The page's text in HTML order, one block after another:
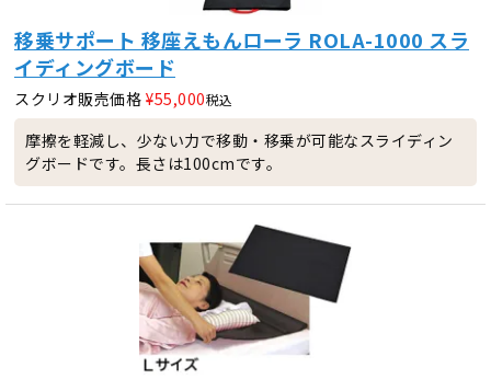
移乗サポート 移座えもんローラ ROLA-1000 スラ
イディングボード
スクリオ販売価格 ¥55,000税込
摩擦を軽減し、少ない力で移動・移乗が可能なスライディン
グボードです。長さは100cmです。